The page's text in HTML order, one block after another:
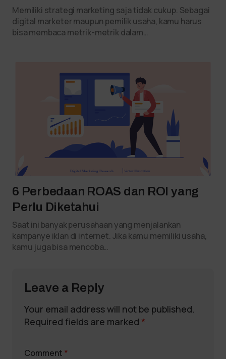
Memiliki strategi marketing saja tidak cukup. Sebagai
digital marketer maupun pemilik usaha, kamu harus
bisa membaca metrik-metrik dalam…
6 Perbedaan ROAS dan ROI yang
Perlu Diketahui
Saat ini banyak perusahaan yang menjalankan
kampanye iklan di internet. Jika kamu memiliki usaha,
kamu juga bisa mencoba…
Leave a Reply
Your email address will not be published.
Required fields are marked *
Comment *